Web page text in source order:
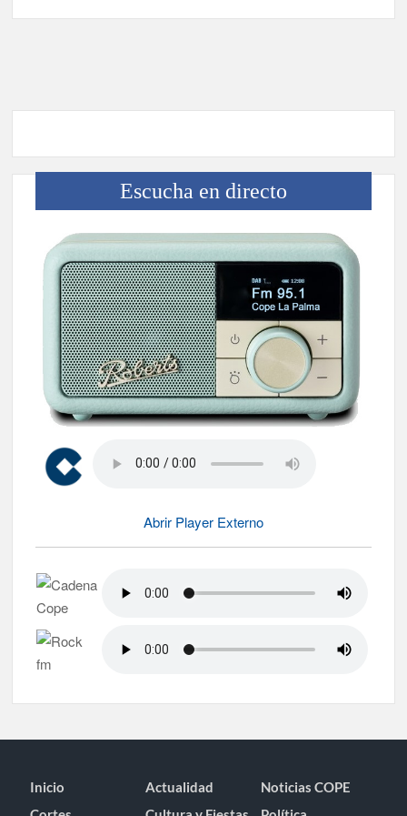
Escucha en directo
Abrir Player Externo
Inicio Actualidad
Noticias COPE